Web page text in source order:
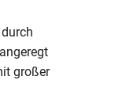
großer